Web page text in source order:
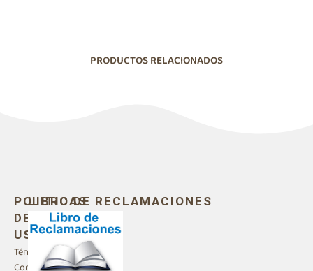
PRODUCTOS RELACIONADOS
POLITICAS
DE
USO
Términos y
Condiciones
LIBRO DE RECLAMACIONES